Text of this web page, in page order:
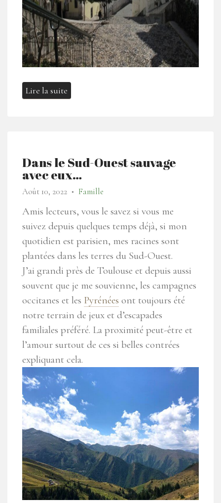
Lire la suite
Dans le Sud-Ouest sauvage
avec eux…
Août 10, 2022 ● Famille
Amis lecteurs, vous le savez si vous me
suivez depuis quelques temps déjà, si mon
quotidien est parisien, mes racines sont
plantées dans les terres du Sud-Ouest.
J’ai grandi près de Toulouse et depuis aussi
souvent que je me souvienne, les campagnes
occitanes et les Pyrénées ont toujours été
notre terrain de jeux et d’escapades
familiales préféré. La proximité peut-être et
l’amour surtout de ces si belles contrées
expliquant cela.